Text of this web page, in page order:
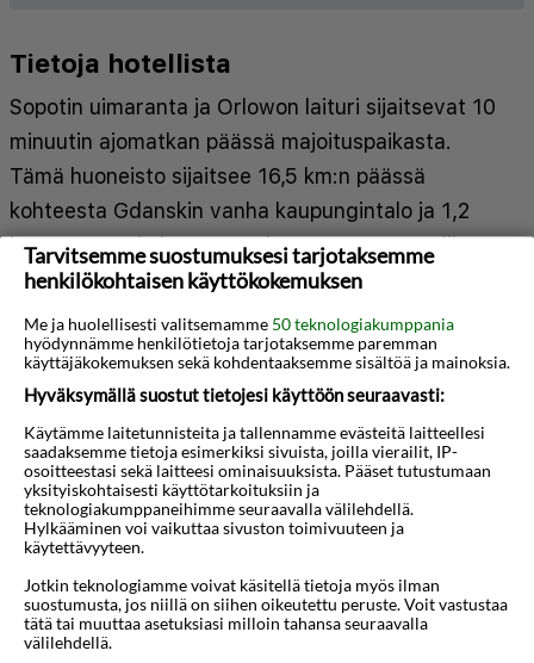
Tietoja hotellista
Sopotin uimaranta ja Orlowon laituri sijaitsevat 10
minuutin ajomatkan päässä majoituspaikasta.
Tämä huoneisto sijaitsee 16,5 km:n päässä
kohteesta Gdanskin vanha kaupungintalo ja 1,2
km:n päässä kohteesta Orlowon ranta. Hotellissa
on 6 huonetta, joissa on lämmitetyt lattiat ja äly-
tv:t. Varusteluun kuuluu keittonurkkaus, jossa on
liesi, mikroaaltouuni ja astianpesukone.
Mukavuuksiin kuuluu digitaalikanavat sekä
päivittäin. Huoneissa on vedenkeitin ja ilmainen
pullovesi. Etäisyydet pyöristetään lähimpään 0,1
mailiin ja kilometriin.
Orlowon laituri - 0,7 km / 0,5 mi
Orlowon ranta - 0,8 km / 0,5 mi
Kolibkin seikkailupuisto - 1,9 km / 1,2 mi
Näytä lisää
3D-animaatio
Tarvitsemme suostumuksesi tarjotaksemme
henkilökohtaisen käyttökokemuksen
Me ja huolellisesti valitsemamme 50 teknologiakumppania
hyödynnämme henkilötietoja tarjotaksemme paremman
käyttäjäkokemuksen sekä kohdentaaksemme sisältöä ja mainoksia.
Hyväksymällä suostut tietojesi käyttöön seuraavasti:
Käytämme laitetunnisteita ja tallennamme evästeitä laitteellesi
saadaksemme tietoja esimerkiksi sivuista, joilla vierailit, IP-
osoitteestasi sekä laitteesi ominaisuuksista. Pääset tutustumaan
yksityiskohtaisesti käyttötarkoituksiin ja
teknologiakumppaneihimme seuraavalla välilehdellä.
Hylkääminen voi vaikuttaa sivuston toimivuuteen ja
käytettävyyteen.
Jotkin teknologiamme voivat käsitellä tietoja myös ilman
suostumusta, jos niillä on siihen oikeutettu peruste. Voit vastustaa
tätä tai muuttaa asetuksiasi milloin tahansa seuraavalla
välilehdellä.